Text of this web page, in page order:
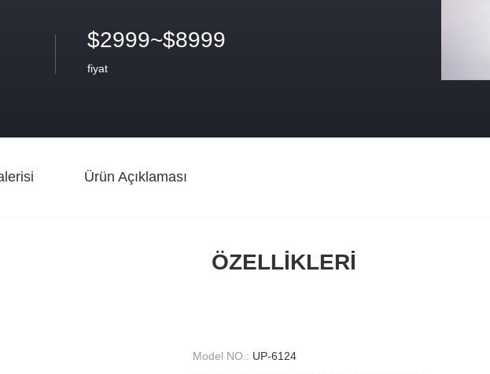
$2999~$8999
fiyat
Ürün Açıklaması
ÖZELLIKLERI
Model NO.: UP-6124